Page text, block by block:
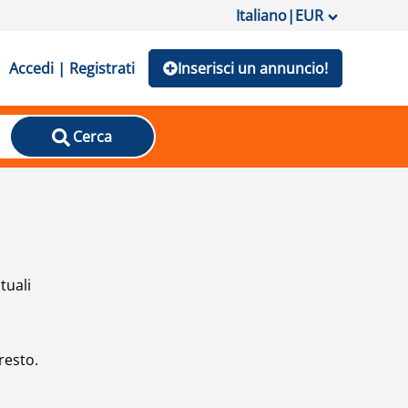
Italiano|EUR
Accedi | Registrati Inserisci un annuncio!
Cerca